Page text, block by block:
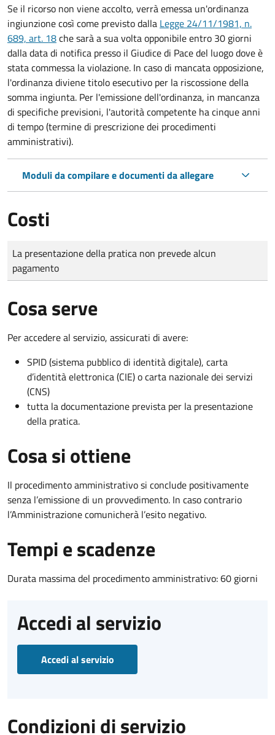
Se il ricorso non viene accolto, verrà emessa un'ordinanza
ingiunzione così come previsto dalla Legge 24/11/1981, n.
689, art. 18che sarà a sua volta opponibile entro 30 giorni
dalla data di notifica presso il Giudice di Pace del luogo dove è
stata commessa la violazione. In caso di mancata opposizione,
l'ordinanza diviene titolo esecutivo per la riscossione della
somma ingiunta. Per l'emissione dell'ordinanza, in mancanza
di specifiche previsioni, l'autorità competente ha cinque anni
di tempo (termine di prescrizione dei procedimenti
amministrativi).
Moduli da compilare e documenti da allegare
Costi
Tipo di pagamento
Importo
La presentazione della pratica non prevede alcun
pagamento
Cosa serve
Per accedere al servizio, assicurati di avere:
SPID (sistema pubblico di identità digitale), carta
d’identità elettronica (CIE) o carta nazionale dei servizi
(CNS)
tutta la documentazione prevista per la presentazione
della pratica.
Cosa si ottiene
Il procedimento amministrativo si conclude positivamente
senza l’emissione di un provvedimento. In caso contrario
l’Amministrazione comunicherà l’esito negativo.
Tempi e scadenze
Durata massima del procedimento amministrativo: 60 giorni
Accedi al servizio
Accedi al servizio
Condizioni di servizio